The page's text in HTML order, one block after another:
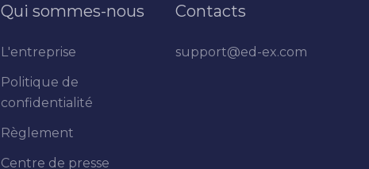
Qui sommes-nous
L'entreprise
Politique de
confidentialité
Règlement
Centre de presse
Contacts
support@ed-ex.com